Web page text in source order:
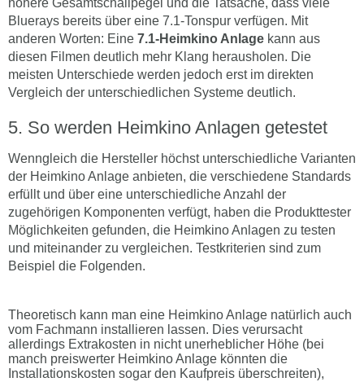
höhere Gesamtschallpegel und die Tatsache, dass viele
Bluerays bereits über eine 7.1-Tonspur verfügen. Mit
anderen Worten: Eine 7.1-Heimkino Anlage kann aus
diesen Filmen deutlich mehr Klang herausholen. Die
meisten Unterschiede werden jedoch erst im direkten
Vergleich der unterschiedlichen Systeme deutlich.
So werden Heimkino Anlagen getestet
Wenngleich die Hersteller höchst unterschiedliche Varianten
der Heimkino Anlage anbieten, die verschiedene Standards
erfüllt und über eine unterschiedliche Anzahl der
zugehörigen Komponenten verfügt, haben die Produkttester
Möglichkeiten gefunden, die Heimkino Anlagen zu testen
und miteinander zu vergleichen. Testkriterien sind zum
Beispiel die Folgenden.
Theoretisch kann man eine Heimkino Anlage natürlich auch
vom Fachmann installieren lassen. Dies verursacht
allerdings Extrakosten in nicht unerheblicher Höhe (bei
manch preiswerter Heimkino Anlage könnten die
Installationskosten sogar den Kaufpreis überschreiten),